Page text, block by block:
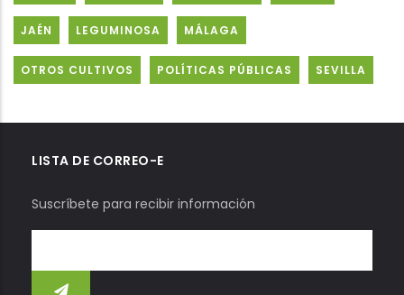
JAÉN LEGUMINOSA MÁLAGA
OTROS CULTIVOS POLÍTICAS PÚBLICAS SEVILLA
LISTA DE CORREO-E
Suscríbete para recibir información